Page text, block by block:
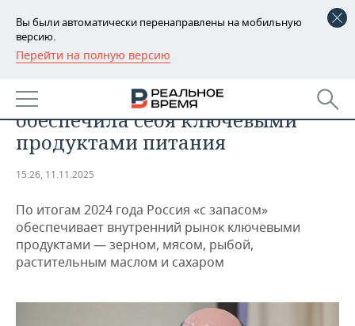
Вы были автоматически перенаправлены на мобильную
версию.
Перейти на полную версию
РЕГИОНЫ
БАШКОРТОСТАН
ТАТАРСТАН
НОВОСТИ
АНАЛИТИКА
ДЕКЛАРАЦИИ О ДОХОДАХ
КОРОЛИ ГОСЗАКАЗА ПФО
НОВОСТИ ЭКОНОМИКИ
ФИНАНСЫ
ПРОМЫШЛЕННОСТЬ
НОВОСТИ
ПРОМЫШЛЕННОСТИ
НЕДВИЖИМОСТЬ
Мишустин: Россия с запасом
обеспечила себя ключевыми
продуктами питания
15:26, 11.11.2025
По итогам 2024 года Россия «с запасом»
обеспечивает внутренний рынок ключевыми
продуктами — зерном, мясом, рыбой,
растительным маслом и сахаром